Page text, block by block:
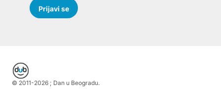
© 2011-2026 ; Dan u Beogradu.